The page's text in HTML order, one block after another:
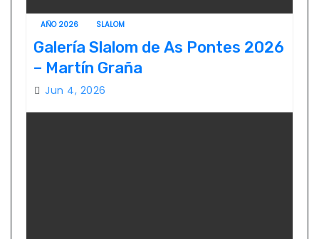
AÑO 2026 SLALOM
Galería Slalom de As Pontes 2026
– Martín Graña
Jun 4, 2026